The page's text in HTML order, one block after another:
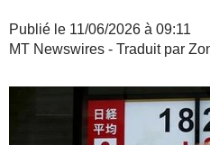
Publié le 11/06/2026 à 09:11
MT Newswires - Traduit par